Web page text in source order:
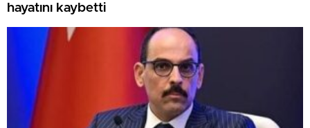
hayatını kaybetti